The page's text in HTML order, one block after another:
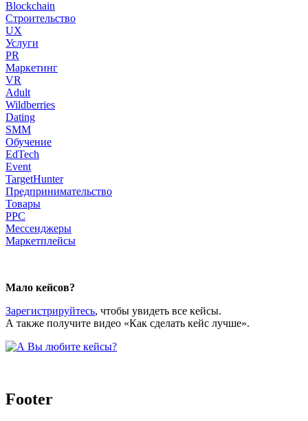
Blockchain
Строительство
UX
Услуги
PR
Маркетинг
VR
Adult
Wildberries
Dating
SMM
Обучение
EdTech
Event
TargetHunter
Предпринимательство
Товары
PPC
Мессенджеры
Маркетплейсы
Мало кейсов?
Зарегистрируйтесь, чтобы увидеть все кейсы.
А также получите видео «Как сделать кейс лучше».
Footer